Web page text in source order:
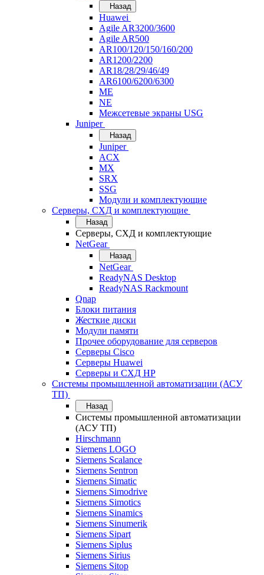
Назад
Huawei
Agile AR3200/3600
Agile AR500
AR100/120/150/160/200
AR1200/2200
AR18/28/29/46/49
AR6100/6200/6300
ME
NE
Межсетевые экраны USG
Juniper
Назад
Juniper
ACX
MX
SRX
SSG
Модули и комплектующие
Серверы, СХД и комплектующие
Назад
Серверы, СХД и комплектующие
NetGear
Назад
NetGear
ReadyNAS Desktop
ReadyNAS Rackmount
Qnap
Блоки питания
Жесткие диски
Модули памяти
Прочее оборудование для серверов
Серверы Cisco
Серверы Huawei
Серверы и СХД HP
Системы промышленной автоматизации (АСУ
ТП)
Назад
Системы промышленной автоматизации
(АСУ ТП)
Hirschmann
Siemens LOGO
Siemens Scalance
Siemens Sentron
Siemens Simatic
Siemens Simodrive
Siemens Simotics
Siemens Sinamics
Siemens Sinumerik
Siemens Sipart
Siemens Siplus
Siemens Sirius
Siemens Sitop